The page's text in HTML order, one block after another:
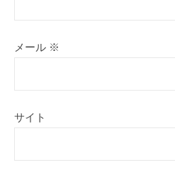
メール ※
サイト